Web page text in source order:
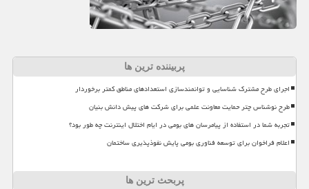
پربیننده ترین ها
اجرای طرح مشترک شناسایی و توانمندسازی استعدادهای مناطق کمتر برخوردار
طرح نوشناس چتر حمایت معاونت علمی برای شرکت های پیش دانش بنیان
تجربه شما در استفاده از پیامرسان های بومی در ایام اختلال اینترنت چه طور بود؟
اعلام فراخوان برای توسعه فناوری بومی پایش نفوذپذیری ساختمان
پربحث ترین ها